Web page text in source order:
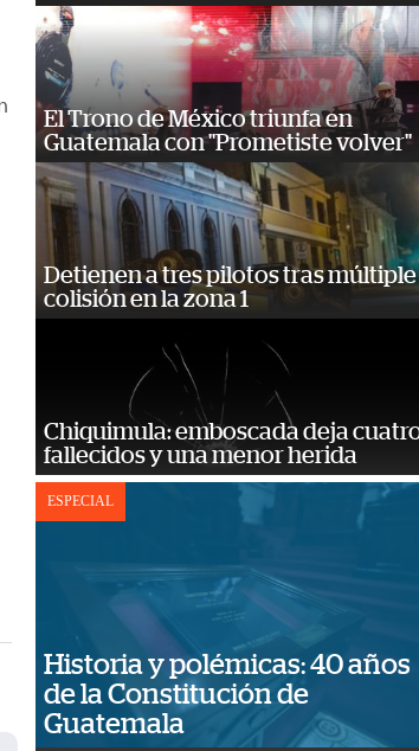
El Trono de México triunfa en
Guatemala con "Prometiste volver"
Detienen a tres pilotos tras múltiple
colisión en la zona 1
Chiquimula: emboscada deja
fallecidos y una menor herida
ESPECIAL
Historia y polémicas: 40 años
de la Constitución de
Guatemala